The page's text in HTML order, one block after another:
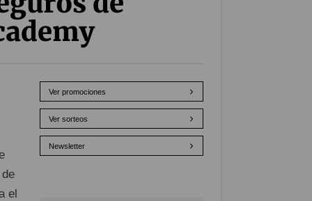
el
Ver promociones
Ver sorteos
Newsletter